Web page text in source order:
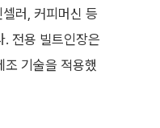
러, 커피머신 등
. 전용 빌트인장은
조 기술을 적용했